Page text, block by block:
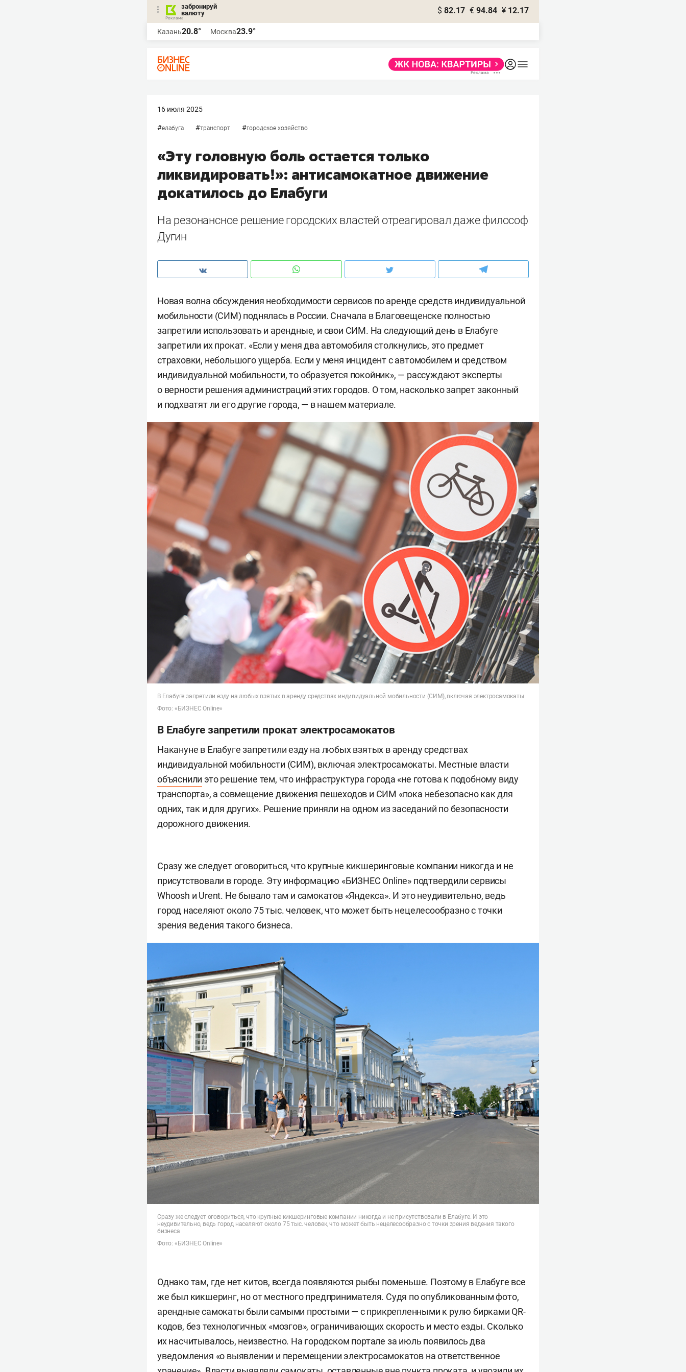
забронируй
валюту
$ 82.17 € 94.84 ¥ 12.17
Казань20.8° Москва23.9°
16 июля 2025
#елабуга #транспорт #городское хозяйство
«Эту головную боль остается только
ликвидировать!»: антисамокатное движение
докатилось до Елабуги
На резонансное решение городских властей отреагировал даже философ
Дугин
Новая волна обсуждения необходимости сервисов по аренде средств индивидуальной
мобильности (СИМ) поднялась в России. Сначала в Благовещенске полностью
запретили использовать и арендные, и свои СИМ. На следующий день в Елабуге
запретили их прокат. «Если у меня два автомобиля столкнулись, это предмет
страховки, небольшого ущерба. Если у меня инцидент с автомобилем и средством
индивидуальной мобильности, то образуется покойник», — рассуждают эксперты
о верности решения администраций этих городов. О том, насколько запрет законный
и подхватят ли его другие города, — в нашем материале.
В Елабуге запретили езду на любых взятых в аренду средствах индивидуальной мобильности (СИМ), включая электросамокаты
Фото: «БИЗНЕС Online»
В Елабуге запретили прокат электросамокатов
Накануне в Елабуге запретили езду на любых взятых в аренду средствах
индивидуальной мобильности (СИМ), включая электросамокаты. Местные власти
объяснили это решение тем, что инфраструктура города «не готова к подобному виду
транспорта», а совмещение движения пешеходов и СИМ «пока небезопасно как для
одних, так и для других». Решение приняли на одном из заседаний по безопасности
дорожного движения.
Сразу же следует оговориться, что крупные кикшеринговые компании никогда и не
присутствовали в городе. Эту информацию «БИЗНЕС Online» подтвердили сервисы
Whoosh и Urent. Не бывало там и самокатов «Яндекса». И это неудивительно, ведь
город населяют около 75 тыс. человек, что может быть нецелесообразно с точки
зрения ведения такого бизнеса.
Сразу же следует оговориться, что крупные кикшеринговые компании никогда и не присутствовали в Елабуге. И это
неудивительно, ведь город населяют около 75 тыс. человек, что может быть нецелесообразно с точки зрения ведения такого
бизнеса
Фото: «БИЗНЕС Online»
Однако там, где нет китов, всегда появляются рыбы поменьше. Поэтому в Елабуге все
же был кикшеринг, но от местного предпринимателя. Судя по опубликованным фото,
арендные самокаты были самыми простыми — с прикрепленными к рулю бирками QR-
кодов, без технологичных «мозгов», ограничивающих скорость и место езды. Сколько
их насчитывалось, неизвестно. На городском портале за июль появилось два
уведомления «о выявлении и перемещении электросамокатов на ответственное